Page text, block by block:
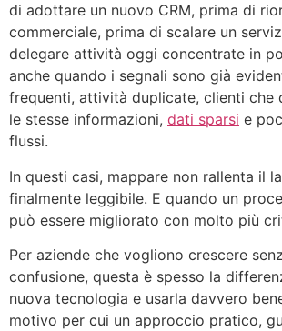
di adottare un nuovo CRM, prima di
commerciale, prima di scalare un
delegare attività oggi concentrate in
anche quando i segnali sono già
frequenti, attività duplicate, clienti che
le stesse informazioni, dati sparsi e
flussi.
In questi casi, mappare non rallenta il
finalmente leggibile. E quando un
può essere migliorato con molto più
Per aziende che vogliono crescere
confusione, questa è spesso la
nuova tecnologia e usarla davvero
motivo per cui un approccio pratico,